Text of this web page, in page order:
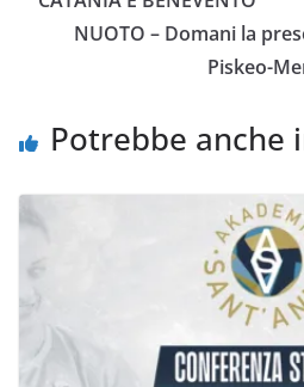
o
e
A
n
NUOTO – Domani la
Piskeo-
Potrebbe anche